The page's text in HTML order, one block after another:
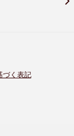
づく表記